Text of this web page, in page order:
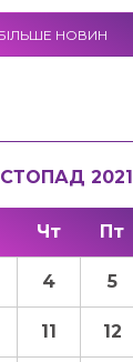
НОВИН
2021
Чт Пт
4 5
11 12